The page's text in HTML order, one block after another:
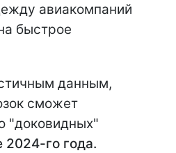
авиакомпаний
быстрое
данным,
сможет
"доковидных"
2024-го года.